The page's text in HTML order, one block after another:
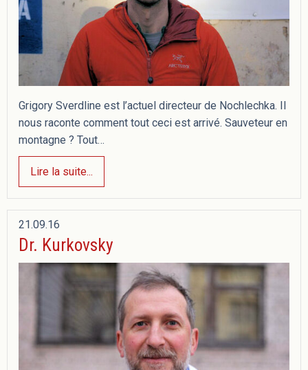
Grigory Sverdline est l’actuel directeur de Nochlechka. Il
nous raconte comment tout ceci est arrivé. Sauveteur en
montagne ? Tout…
Lire la suite...
21.09.16
Dr. Kurkovsky